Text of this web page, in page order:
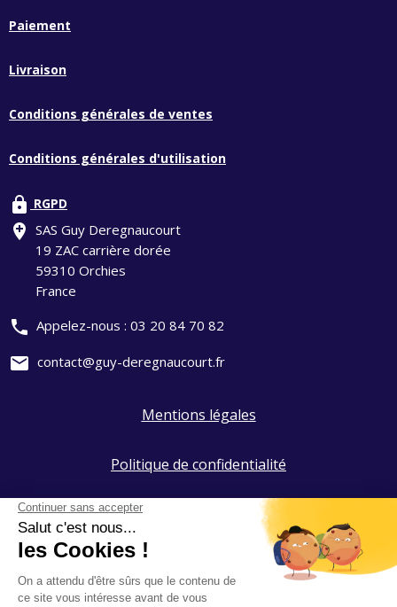
Paiement
Livraison
Conditions générales de ventes
Conditions générales d'utilisation
lock RGPD
add_location SAS Guy Deregnaucourt
19 ZAC carrière dorée
59310 Orchies
France
phone Appelez-nous : 03 20 84 70 82
mail contact@guy-deregnaucourt.fr
Mentions légales
Politique de confidentialité